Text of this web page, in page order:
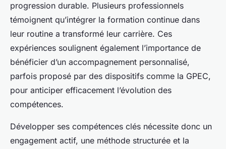
progression durable. Plusieurs professionnels
témoignent qu’intégrer la formation continue dans
leur routine a transformé leur carrière. Ces
expériences soulignent également l’importance de
bénéficier d’un accompagnement personnalisé,
parfois proposé par des dispositifs comme la GPEC,
pour anticiper efficacement l’évolution des
compétences.
Développer ses compétences clés nécessite donc un
engagement actif, une méthode structurée et la